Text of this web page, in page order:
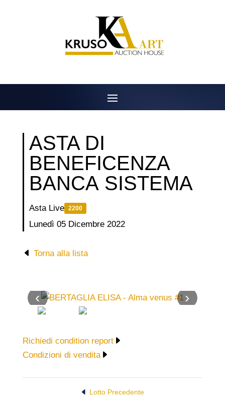
ASTA DI
BENEFICENZA
BANCA SISTEMA
Asta Live 2200
Lunedì 05 Dicembre 2022
Torna alla lista
‹ ›
Richiedi condition report
Condizioni di vendita
Lotto Precedente